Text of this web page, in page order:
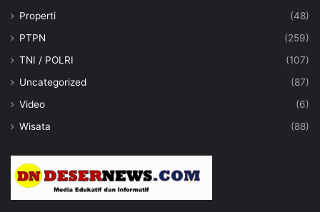
Properti
(48)
PTPN
(259)
TNI / POLRI
(107)
Uncategorized
(87)
Video
(6)
Wisata
(88)